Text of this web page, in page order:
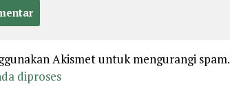
Akismet untuk mengurangi spam.
diproses